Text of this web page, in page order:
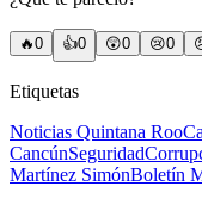
🔥0 👍0 😲0 😢0
Etiquetas
Noticias Quintana Roo
CancúnSeguridad
Martínez SimónBoletín